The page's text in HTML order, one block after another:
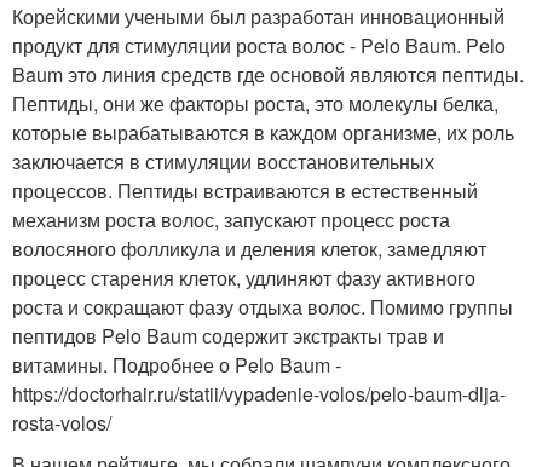
Корейскими учеными был разработан инновационный
продукт для стимуляции роста волос - Pelo Baum. Pelo
Baum это линия средств где основой являются пептиды.
Пептиды, они же факторы роста, это молекулы белка,
которые вырабатываются в каждом организме, их роль
заключается в стимуляции восстановительных
процессов. Пептиды встраиваются в естественный
механизм роста волос, запускают процесс роста
волосяного фолликула и деления клеток, замедляют
процесс старения клеток, удлиняют фазу активного
роста и сокращают фазу отдыха волос. Помимо группы
пептидов Pelo Baum содержит экстракты трав и
витамины. Подробнее о Pelo Baum -
https://doctorhair.ru/statii/vypadenie-volos/pelo-baum-dlja-
rosta-volos/